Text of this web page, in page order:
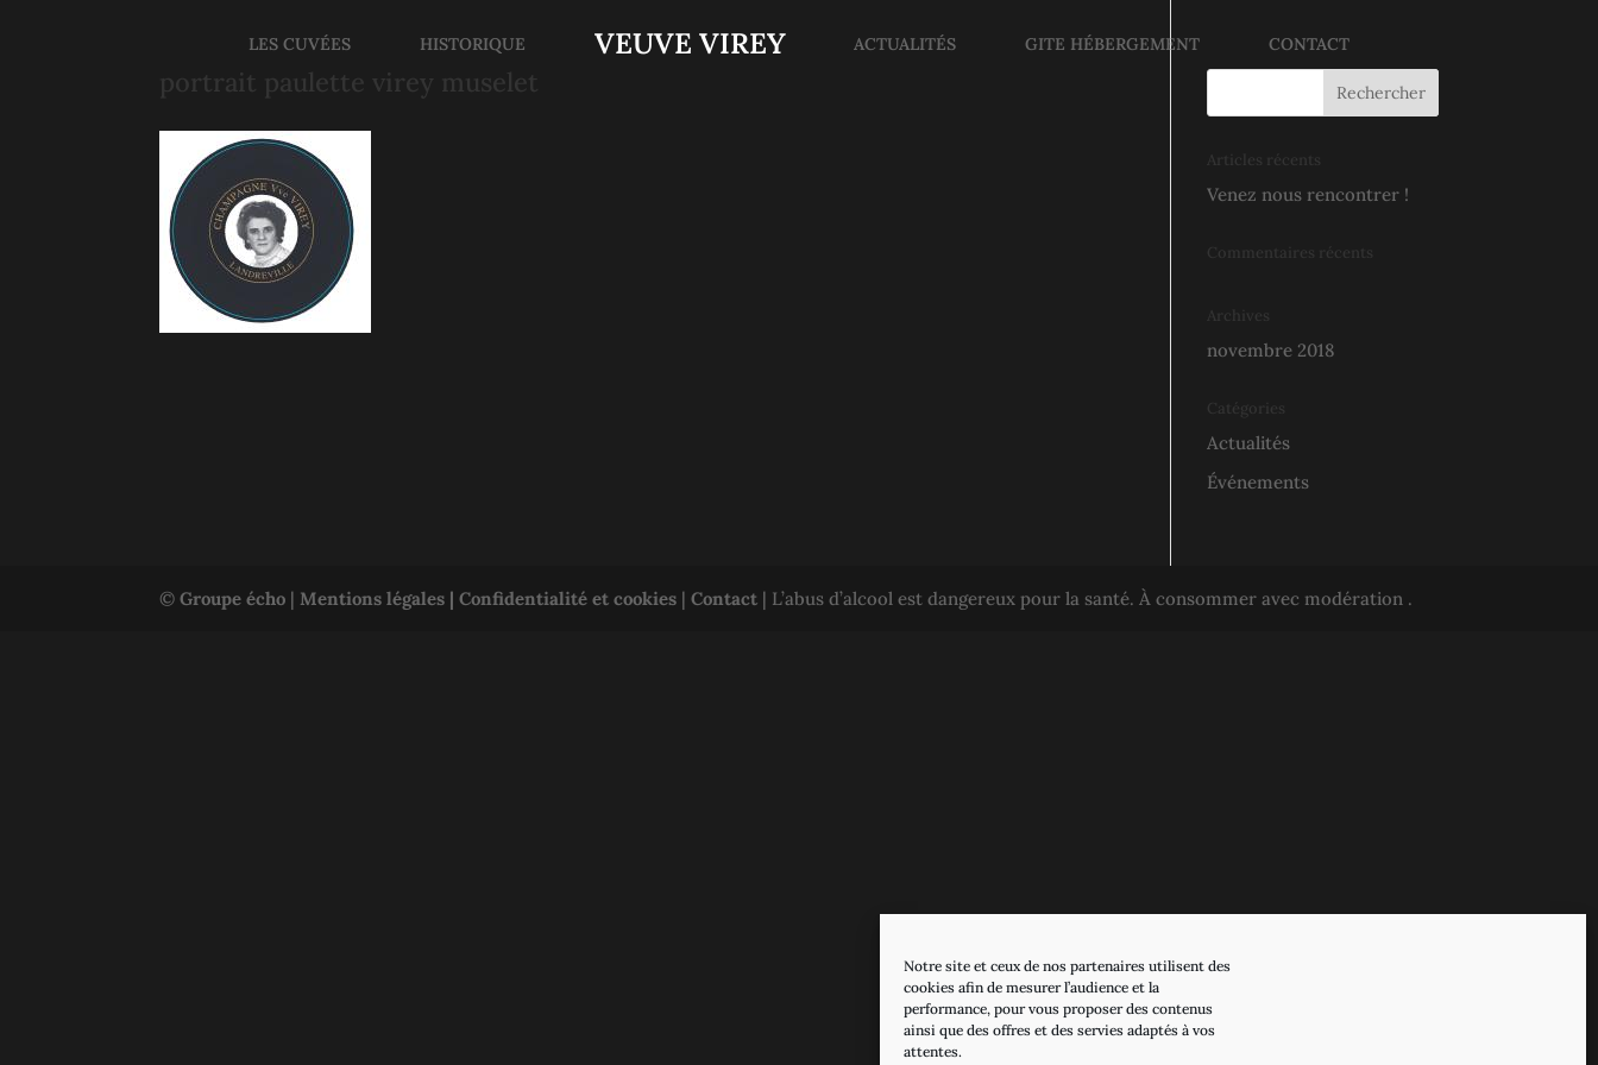
Notre site et ceux de nos partenaires utilisent des
cookies afin de mesurer l’audience et la
performance, pour vous proposer des contenus
ainsi que des offres et des servies adaptés à vos
attentes.
LES CUVÉES HISTORIQUE VEUVE VIREY ACTUALITÉS GITE HÉBERGEMENT CONTACT
portrait paulette virey muselet
Articles récents
Venez nous rencontrer !
Commentaires récents
Archives
novembre 2018
Catégories
Actualités
Événements
©Groupe écho | Mentions légales |Confidentialité et cookies |Contact | L’abus d’alcool est dangereux pour la santé. À consommer avec modération .